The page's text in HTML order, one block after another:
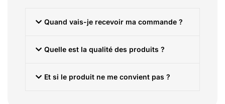
Quand vais-je recevoir ma commande ?
Quelle est la qualité des produits ?
Et si le produit ne me convient pas ?